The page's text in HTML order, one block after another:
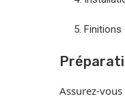
Finitions
Assurez-